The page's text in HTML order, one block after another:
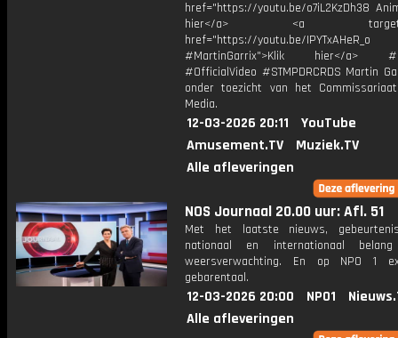
href="https://youtu.be/o7iL2KzDh38
hier</a> <a
href="https://youtu.be/IPYTxAHeR_o
#MartinGarrix">Klik hier</a>
#OfficialVideo #STMPDRCRDS Martin
onder toezicht van het
Media.
12-03-2026 20:11
YouTube
Amusement.TV
Muziek.TV
Alle afleveringen
NOS Journaal 20.00 uur: Afl. 51
Met het laatste nieuws,
nationaal en internationaal
weersverwachting. En op NPO 1
gebarentaal.
12-03-2026 20:00 NPO1
Alle afleveringen